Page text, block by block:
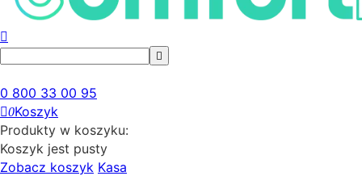
0 800 33 00 95
0Koszyk
Produkty w koszyku:
Koszyk jest pusty
Zobacz koszyk Kasa